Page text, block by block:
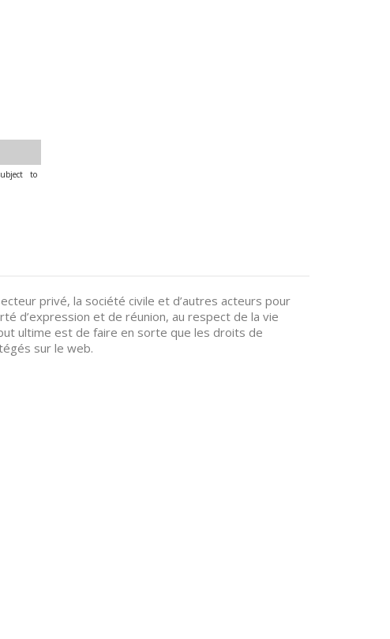
to
privé, la société civile et d’autres acteurs pour
d’expression et de réunion, au respect de la vie
ultime est de faire en sorte que les droits de
sur le web.